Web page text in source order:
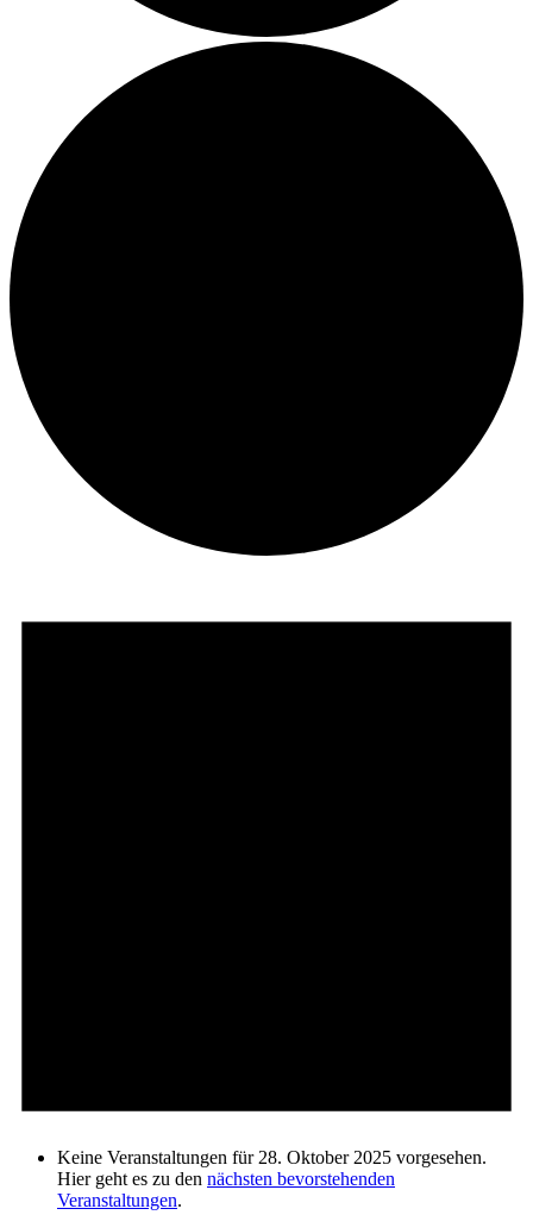
Keine Veranstaltungen für 28. Oktober 2025 vorgesehen.
Hier geht es zu den nächsten bevorstehenden
Veranstaltungen.